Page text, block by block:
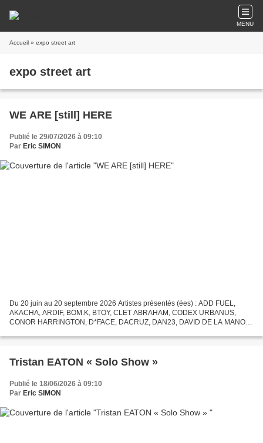
MENU
Accueil » expo street art
expo street art
WE ARE [still] HERE
Publié le 29/07/2026 à 09:10
Par Eric SIMON
Du 20 juin au 20 septembre 2026 Artistes présentés (ées) : ADD FUEL,
AKACHA, ARDIF, BOM.K, BTOY, CLET ABRAHAM, CODEX URBANUS,
CONOR HARRINGTON, D*FACE, DACRUZ, DAN23, DAVID DE LA MANO,
HOM,...
Tristan EATON « Solo Show »
Publié le 18/06/2026 à 09:10
Par Eric SIMON